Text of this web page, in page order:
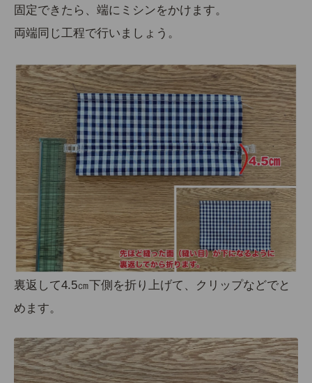
固定できたら、端にミシンをかけます。
両端同じ工程で行いましょう。
裏返して4.5㎝下側を折り上げて、クリップなどでと
めます。